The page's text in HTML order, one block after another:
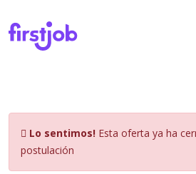
Lo sentimos! Esta oferta ya ha
postulación